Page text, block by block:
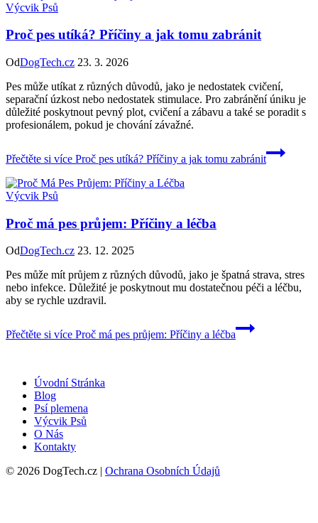
Výcvik Psů
Proč pes utíká? Příčiny a jak tomu zabránit
OdDogTech.cz 23. 3. 2026
Pes může utíkat z různých důvodů, jako je nedostatek cvičení,
separační úzkost nebo nedostatek stimulace. Pro zabránění úniku je
důležité poskytnout pevný plot, cvičení a zábavu a také se poradit s
profesionálem, pokud je chování závažné.
Přečtěte si více Proč pes utíká? Příčiny a jak tomu zabránit
Výcvik Psů
Proč má pes průjem: Příčiny a léčba
OdDogTech.cz 23. 12. 2025
Pes může mít průjem z různých důvodů, jako je špatná strava, stres
nebo infekce. Důležité je poskytnout mu dostatečnou péči a léčbu,
aby se rychle uzdravil.
Přečtěte si více Proč má pes průjem: Příčiny a léčba
Úvodní Stránka
Blog
Psí plemena
Výcvik Psů
O Nás
Kontakty
© 2026 DogTech.cz | Ochrana Osobních Údajů